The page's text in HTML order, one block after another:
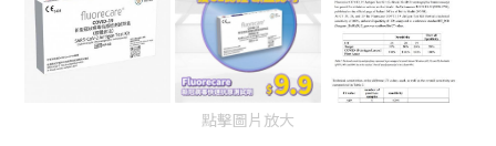
點擊圖片放大